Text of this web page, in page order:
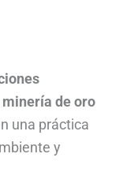
de oro
una práctica
y